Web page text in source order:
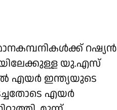
റഷ്യന്‍
യു.എസ്
എയര്‍ ഇന്ത്യയുടെ
എയര്‍